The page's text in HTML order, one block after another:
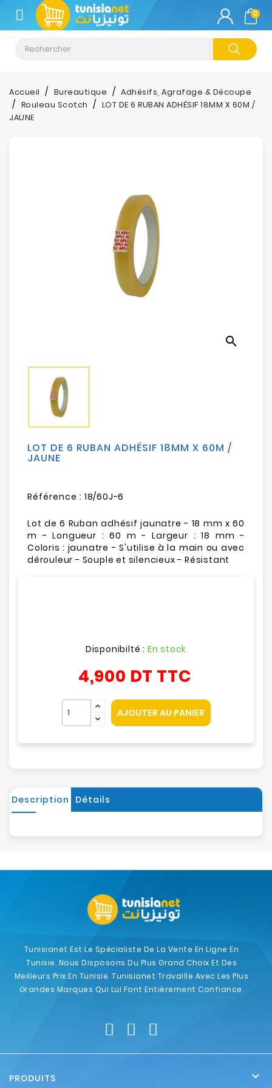
CATÉGORIE
Climatisation
Informatique
Téléphonie
Sécurité
Mobilités
Loisirs
0
Accueil Bureautique
Adhésifs, Agrafage & Découpe
Rouleau Scotch
LOT DE 6 RUBAN ADHÉSIF 18MM X 60M /
JAUNE
search
LOT DE 6 RUBAN ADHÉSIF 18MM X 60M /
JAUNE
Référence : 18/60J-6
Lot de 6 Ruban adhésif jaunatre - 18 mm x 60
m - Longueur : 60 m - Largeur : 18 mm -
Coloris : jaunatre - S'utilise à la main ou avec
dérouleur - Souple et silencieux - Résistant
Disponibilté : En stock
4,900 DT TTC
AJOUTER AU PANIER
Description Détails
Tunisianet Est Le Spécialiste De La Vente En Ligne En
Tunisie. Nous Disposons Du Plus Grand Choix Et Des
Meilleurs Prix En Tunisie. Tunisianet Travaille Avec Les Plus
Grandes Marques Qui Lui Font Entièrement Confiance.
PRODUITS 